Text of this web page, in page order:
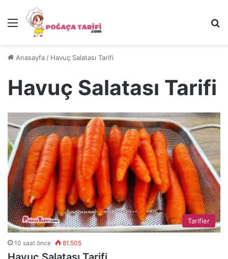
Menü
Anasayfa / Havuç Salatası Tarifi
Havuç Salatası Tarifi
Tarifler
10 saat önce 81.505